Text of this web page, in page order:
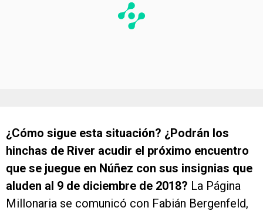
¿Cómo sigue esta situación? ¿Podrán los
hinchas de River acudir el próximo encuentro
que se juegue en Núñez con sus insignias que
aluden al 9 de diciembre de 2018? La Página
Millonaria se comunicó con Fabián Bergenfeld,